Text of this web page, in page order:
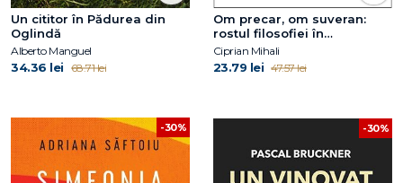
Un cititor în Pădurea din
Oglindă
Alberto Manguel
34.36 lei 68.71 lei
Om precar, om suveran:
rostul filosofiei în
societatea digitală
Ciprian Mihali
23.79 lei 47.57 lei
-30% -30%